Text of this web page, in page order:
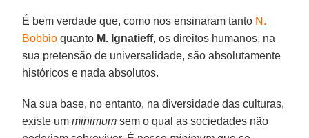
É bem verdade que, como nos ensinaram tanto N.
Bobbio quanto M. Ignatieff, os direitos humanos, na
sua pretensão de universalidade, são absolutamente
históricos e nada absolutos.
Na sua base, no entanto, na diversidade das culturas,
existe umminimum sem o qual as sociedades não